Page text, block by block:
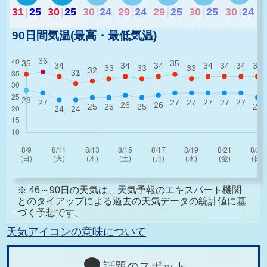
31|25 30|25 30 24 29 24 29 25 30 25 30 24
90日間気温(最高・最低気温)
※ 46～90日の天気は、天気予報のエキスパート機関
とのタイアップによる過去の天気データの統計値に基
づく予想です。
天気アイコンの意味について